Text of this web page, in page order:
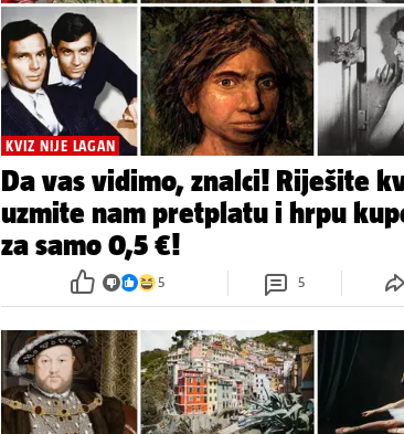
KVIZ NIJE LAGAN
Da vas vidimo, znalci! Riješite
uzmite nam pretplatu i hrpu
za samo 0,5 €!
5 5